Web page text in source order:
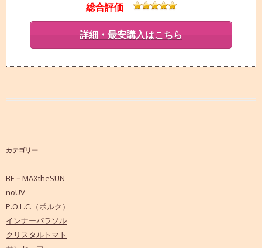
総合評価
詳細・最安購入はこちら
カテゴリー
BE－MAXtheSUN
noUV
P.O.L.C.（ポルク）
インナーパラソル
クリスタルトマト